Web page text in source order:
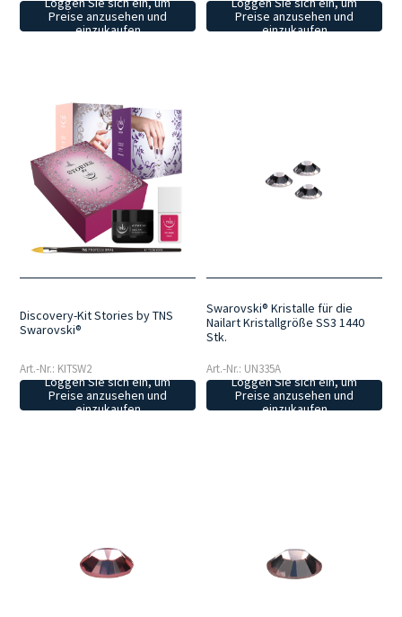
Preise anzusehen und
einzukaufen
Preise anzusehen und
einzukaufen
Discovery-Kit Stories by TNS
Swarovski®
Art.-Nr.: KITSW2
Loggen Sie sich ein, um
Preise anzusehen und
einzukaufen
Swarovski® Kristalle für die
Nailart Kristallgröße SS3 1440
Stk.
Art.-Nr.: UN335A
Loggen Sie sich ein, um
Preise anzusehen und
einzukaufen